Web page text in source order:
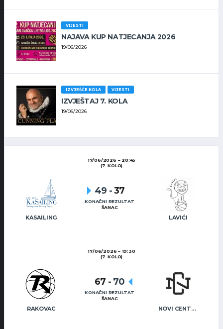
VIJESTI
NAJAVA KUP NATJECANJA 2026
19/06/2026
IZVJEŠĆE KOLA VIJESTI
IZVJEŠTAJ 7. KOLA
19/06/2026
17/06/2026
20:45
(7. KOLO)
KASAILING LAVIĆI
49 -37
KONAČNI REZULTAT
ŠANAC
17/06/2026
19:30
(7. KOLO)
RAKOVAC NOVI CENTAR
67 - 70
KONAČNI REZULTAT
ŠANAC